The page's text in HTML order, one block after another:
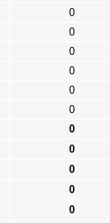
0
0
0
0
0
0
0
0
0
0
0